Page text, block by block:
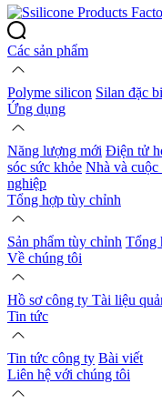
Các sản phẩm
Polyme silicon Silan đặc
Ứng dụng
Năng lượng mới Điện tử
sóc sức khỏe Nhà và cuộc
nghiệp
Tổng hợp tùy chỉnh
Sản phẩm tùy chỉnh Tổng
Về chúng tôi
Hồ sơ công ty Tài liệu
Tin tức
Tin tức công ty Bài viết
Liên hệ với chúng tôi